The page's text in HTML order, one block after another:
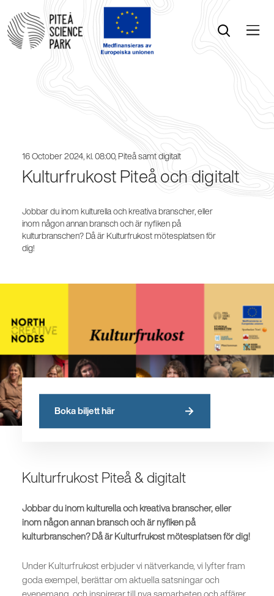
Öppna sök
Öppna menyn
16 October 2024, kl. 08:00, Piteå samt digitalt
Kulturfrukost Piteå och digitalt
Jobbar du inom kulturella och kreativa branscher, eller
inom någon annan bransch och är nyfiken på
kulturbranschen? Då är Kulturfrukost mötesplatsen för
dig!
Boka biljett här
Kulturfrukost Piteå & digitalt
Jobbar du inom kulturella och kreativa branscher, eller
inom någon annan bransch och är nyfiken på
kulturbranschen? Då är Kulturfrukost mötesplatsen för dig!
Under Kulturfrukost erbjuder vi nätverkande, vi lyfter fram
goda exempel, berättar om aktuella satsningar och
evenemang, och inspirerar till nya samarbeten och affärer.